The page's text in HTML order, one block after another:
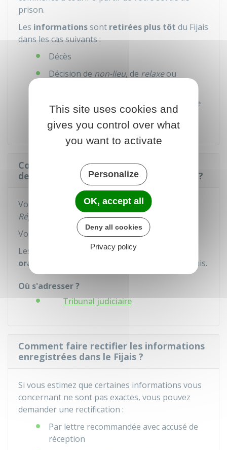
prison.
Les informationssont retirées plus tôt du Fijais
dans les cas suivants :
Décès
Décision de non-lieu, de relaxeou
Décision du
procureur de la République
d'effacer vos données.
Comment demander la communication
des informations enregistrées au Fijais ?
Vous devez vous adresser auprocureur de la
République
de votre domicile.
Vous devez prouver votre identité.
Les informations vous sont communiquées
oralement.
Aucun document écrit vous est remis.
Où s'adresser ?
Tribunal judiciaire
Comment faire rectifier les informations
enregistrées dans le Fijais ?
Si vous estimez que certaines informations vous
concernant ne sont pas exactes, vous pouvez
demander une rectification :
Par lettre recommandée avec accusé de
réception
This site uses cookies and
gives you control over what
you want to activate
Personalize
OK, accept all
Deny all cookies
Privacy policy